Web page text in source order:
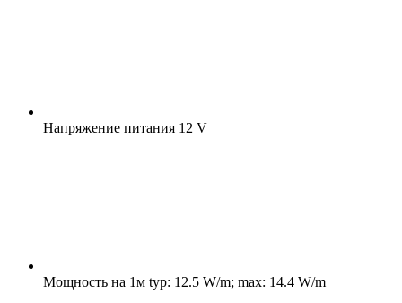
Напряжение питания 12 V
Мощность на 1м typ: 12.5 W/m; max: 14.4 W/m